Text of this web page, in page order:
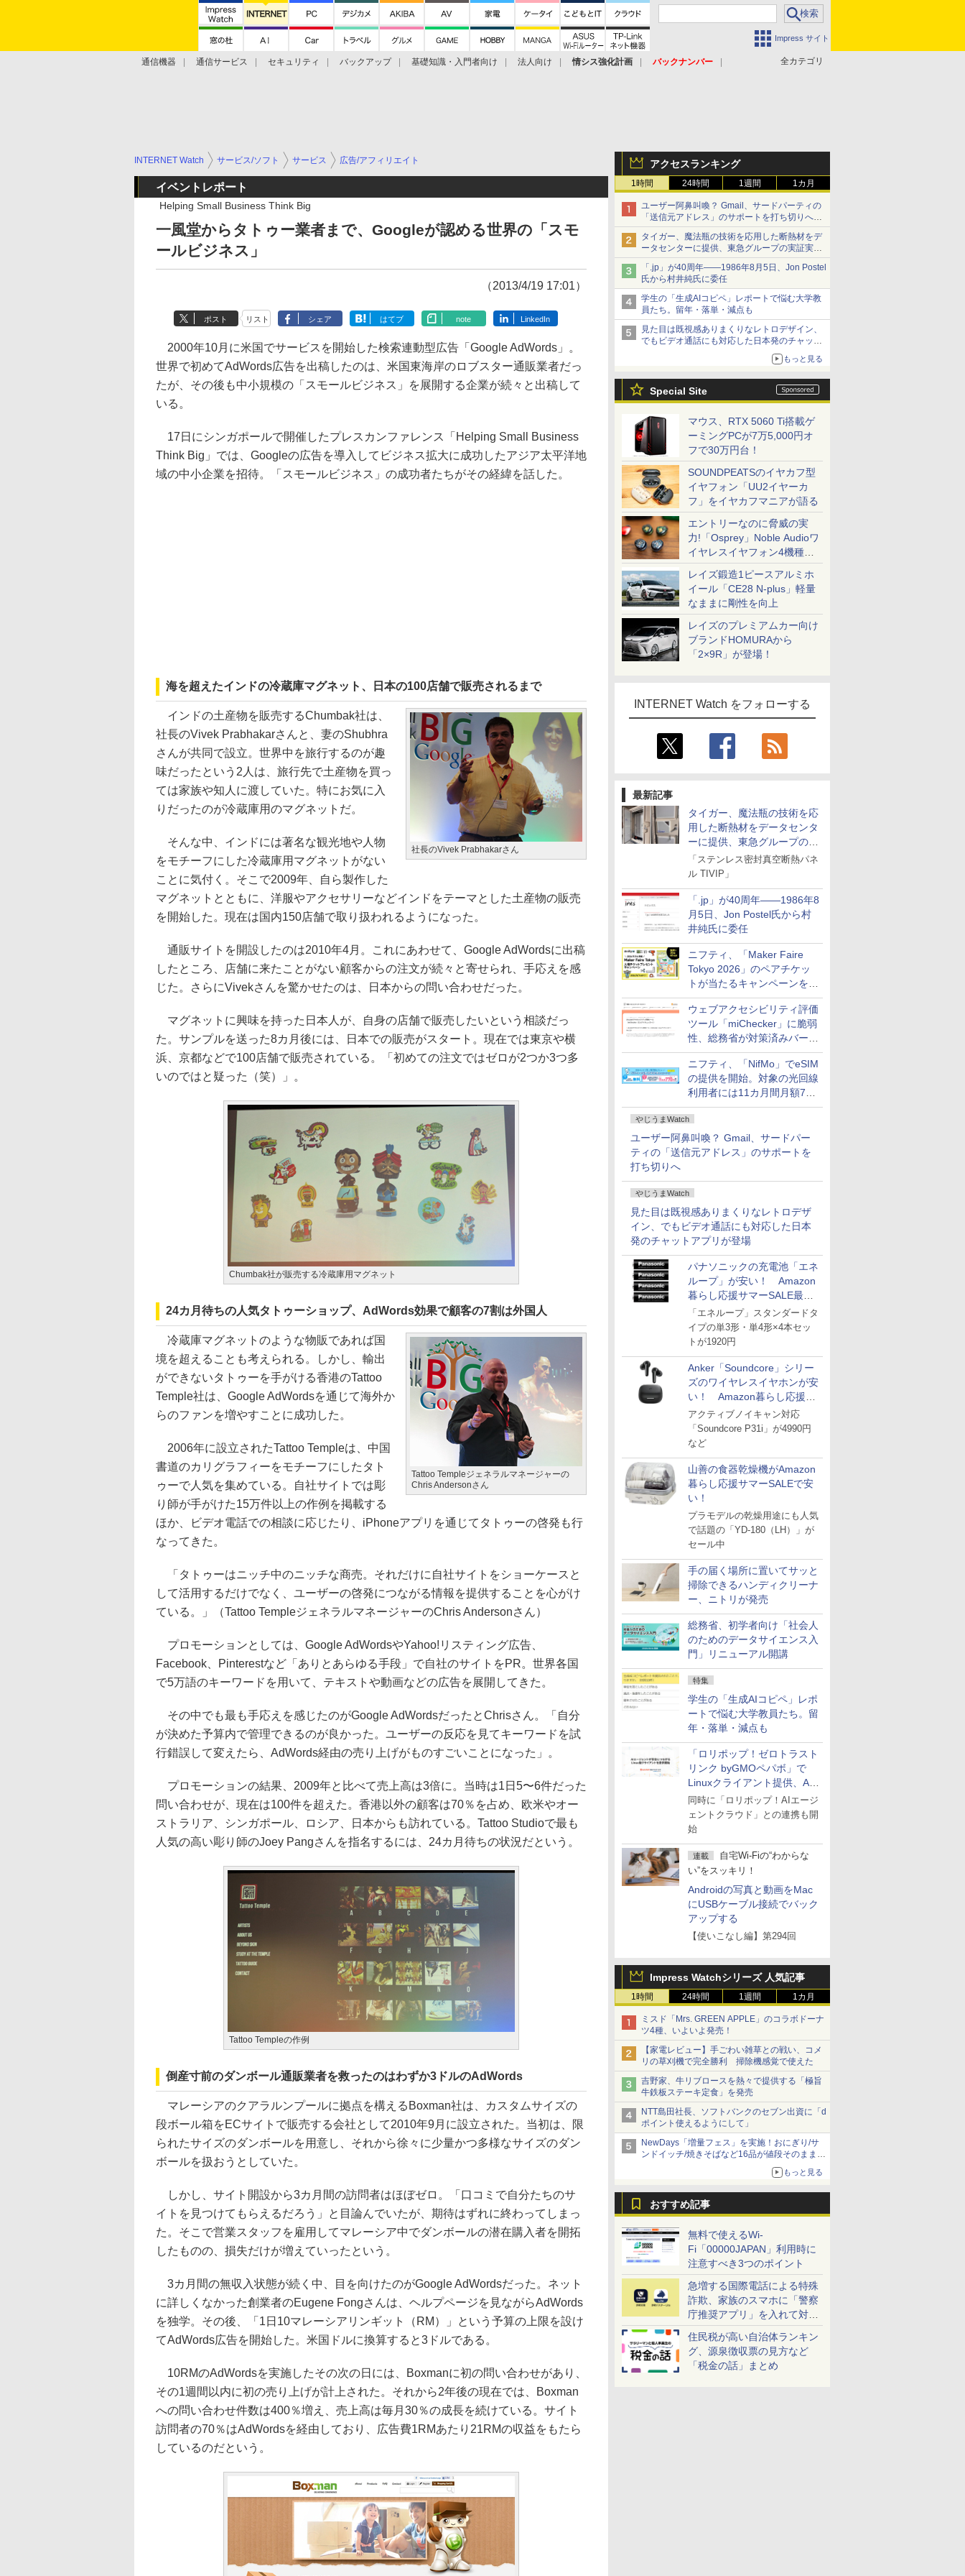
Impress サイト
全カテゴリ
通信機器 通信サービス セキュリティ バックアップ 基礎知識・入門者向け 法人向け 情シス強化計画
バックナンバー
アクセスランキング
1時間 24時間 1週間 1カ月
ユーザー阿鼻叫喚？ Gmail、サードパーティの
「送信元アドレス」のサポートを打ち切りへ
【やじうまWatch】
タイガー、魔法瓶の技術を応用した断熱材をデ
ータセンターに提供、東急グループの実証実験
で 「ステンレス密封真空断熱パネル TIVIP」
「.jp」が40周年――1986年8月5日、Jon Postel
氏から村井純氏に委任
学生の「生成AIコピペ」レポートで悩む大学教
員たち。留年・落単・減点も
見た目は既視感ありまくりなレトロデザイン、
でもビデオ通話にも対応した日本発のチャット
もっと見る
Special Site
マウス、RTX 5060 Ti搭載ゲ
ーミングPCが7万5,000円オ
フで30万円台！
SOUNDPEATSのイヤカフ型
イヤフォン「UU2イヤーカ
フ」をイヤカフマニアが語る
エントリーなのに脅威の実
力!「Osprey」Noble Audioワ
イヤレスイヤフォン4機種を
一気に聴く
レイズ鍛造1ピースアルミホ
イール「CE28 N-plus」軽量
なままに剛性を向上
レイズのプレミアムカー向け
ブランドHOMURAから
「2×9R」が登場！
INTERNET Watch をフォローする
最新記事
タイガー、魔法瓶の技術を応
用した断熱材をデータセンタ
ーに提供、東急グループの実
証実験で
「ステンレス密封真空断熱パネ
ル TIVIP」
「.jp」が40周年――1986年8
月5日、Jon Postel氏から村
井純氏に委任
ニフティ、「Maker Faire
Tokyo 2026」のペアチケッ
トが当たるキャンペーンをX
で実施。8月16日まで
ウェブアクセシビリティ評価
ツール「miChecker」に脆弱
性、総務省が対策済みバージ
ョンへの更新を呼び掛け
ニフティ、「NifMo」でeSIM
の提供を開始。対象の光回線
利用者には11カ月間月額770
円割引のキャンペーン
やじうまWatch
ユーザー阿鼻叫喚？ Gmail、サードパー
ティの「送信元アドレス」のサポートを
打ち切りへ
やじうまWatch
見た目は既視感ありまくりなレトロデザ
イン、でもビデオ通話にも対応した日本
発のチャットアプリが登場
パナソニックの充電池「エネ
ループ」が安い！ Amazon
暮らし応援サマーSALE最終
日
「エネループ」スタンダードタ
イプの単3形・単4形×4本セッ
トが1920円
Anker「Soundcore」シリー
ズのワイヤレスイヤホンが安
い！ Amazon暮らし応援サ
マーSALE
アクティブノイキャン対応
「Soundcore P31i」が4990円
など
山善の食器乾燥機がAmazon
暮らし応援サマーSALEで安
い！
プラモデルの乾燥用途にも人気
で話題の「YD-180（LH）」が
セール中
手の届く場所に置いてサッと
掃除できるハンディクリーナ
ー、ニトリが発売
総務省、初学者向け「社会人
のためのデータサイエンス入
門」リニューアル開講
特集
学生の「生成AIコピペ」レポ
ートで悩む大学教員たち。留
年・落単・減点も
「ロリポップ！ゼロトラスト
リンク byGMOペパボ」で
Linuxクライアント提供、AI
エージェントの接続が容易に
同時に「ロリポップ！AIエージ
ェントクラウド」との連携も開
始
連載
自宅Wi-Fiの“わからな
い”をスッキリ！
Androidの写真と動画をMac
にUSBケーブル接続でバック
アップする
【使いこなし編】第294回
Impress Watchシリーズ 人気記事
1時間 24時間 1週間 1カ月
ミスド「Mrs. GREEN APPLE」のコラボドーナ
ツ4種、いよいよ発売！
【家電レビュー】手ごわい雑草との戦い、コメ
リの草刈機で完全勝利 掃除機感覚で使えた
吉野家、牛リブロースを熱々で提供する「極旨
牛鉄板ステーキ定食」を発売
NTT島田社長、ソフトバンクのセブン出資に「d
ポイント使えるようにして」
NewDays「増量フェス」を実施！おにぎり/サ
ンドイッチ/焼きそばなど16品が値段そのままで
もっと見る
おすすめ記事
無料で使えるWi-
Fi「00000JAPAN」利用時に
注意すべき3つのポイント
急増する国際電話による特殊
詐欺、家族のスマホに「警察
庁推奨アプリ」を入れて対策
しよう！
住民税が高い自治体ランキン
グ、源泉徴収票の見方など
「税金の話」まとめ
INTERNET Watch サービス/ソフト サービス 広告/アフィリエイト
イベントレポート
Helping Small Business Think Big
一風堂からタトゥー業者まで、Googleが認める世界の「スモ
ールビジネス」
（2013/4/19 17:01）
ポスト リスト シェア はてブ note LinkedIn
2000年10月に米国でサービスを開始した検索連動型広告「Google AdWords」。
世界で初めてAdWords広告を出稿したのは、米国東海岸のロブスター通販業者だっ
たが、その後も中小規模の「スモールビジネス」を展開する企業が続々と出稿して
いる。
17日にシンガポールで開催したプレスカンファレンス「Helping Small Business
Think Big」では、Googleの広告を導入してビジネス拡大に成功したアジア太平洋地
域の中小企業を招待。「スモールビジネス」の成功者たちがその経緯を話した。
海を超えたインドの冷蔵庫マグネット、日本の100店舗で販売されるまで
社長のVivek Prabhakarさん
インドの土産物を販売するChumbak社は、
社長のVivek Prabhakarさんと、妻のShubhra
さんが共同で設立。世界中を旅行するのが趣
味だったという2人は、旅行先で土産物を買っ
ては家族や知人に渡していた。特にお気に入
りだったのが冷蔵庫用のマグネットだ。
そんな中、インドには著名な観光地や人物
をモチーフにした冷蔵庫用マグネットがない
ことに気付く。そこで2009年、自ら製作した
マグネットとともに、洋服やアクセサリーなどインドをテーマとした土産物の販売
を開始した。現在は国内150店舗で取り扱われるようになった。
通販サイトを開設したのは2010年4月。これにあわせて、Google AdWordsに出稿
したところ、店舗に来たことがない顧客からの注文が続々と寄せられ、手応えを感
じた。さらにVivekさんを驚かせたのは、日本からの問い合わせだった。
マグネットに興味を持った日本人が、自身の店舗で販売したいという相談だっ
た。サンプルを送った8カ月後には、日本での販売がスタート。現在では東京や横
浜、京都などで100店舗で販売されている。「初めての注文ではゼロが2つか3つ多
いのではと疑った（笑）」。
Chumbak社が販売する冷蔵庫用マグネット
24カ月待ちの人気タトゥーショップ、AdWords効果で顧客の7割は外国人
Tattoo Templeジェネラルマネージャーの
Chris Andersonさん
冷蔵庫マグネットのような物販であれば国
境を超えることも考えられる。しかし、輸出
ができないタトゥーを手がける香港のTattoo
Temple社は、Google AdWordsを通じて海外か
らのファンを増やすことに成功した。
2006年に設立されたTattoo Templeは、中国
書道のカリグラフィーをモチーフにしたタト
ゥーで人気を集めている。自社サイトでは彫
り師が手がけた15万件以上の作例を掲載する
ほか、ビデオ電話での相談に応じたり、iPhoneアプリを通じてタトゥーの啓発も行
なってきた。
「タトゥーはニッチ中のニッチな商売。それだけに自社サイトをショーケースと
して活用するだけでなく、ユーザーの啓発につながる情報を提供することを心がけ
ている。」（Tattoo TempleジェネラルマネージャーのChris Andersonさん）
プロモーションとしては、Google AdWordsやYahoo!リスティング広告、
Facebook、Pinterestなど「ありとあらゆる手段」で自社のサイトをPR。世界各国
で5万語のキーワードを用いて、テキストや動画などの広告を展開してきた。
その中でも最も手応えを感じたのがGoogle AdWordsだったとChrisさん。「自分
が決めた予算内で管理できるのが良かった。ユーザーの反応を見てキーワードを試
行錯誤して変えたら、AdWords経由の売り上げがものすごいことになった」。
プロモーションの結果、2009年と比べて売上高は3倍に。当時は1日5〜6件だった
問い合わせが、現在は100件を超えた。香港以外の顧客は70％を占め、欧米やオー
ストラリア、シンガポール、ロシア、日本からも訪れている。Tattoo Studioで最も
人気の高い彫り師のJoey Pangさんを指名するには、24カ月待ちの状況だという。
Tattoo Templeの作例
倒産寸前のダンボール通販業者を救ったのはわずか3ドルのAdWords
マレーシアのクアラルンプールに拠点を構えるBoxman社は、カスタムサイズの
段ボール箱をECサイトで販売する会社として2010年9月に設立された。当初は、限
られたサイズのダンボールを用意し、それから徐々に少量かつ多様なサイズのダン
ボールを扱おうとしていた。
しかし、サイト開設から3カ月間の訪問者はほぼゼロ。「口コミで自分たちのサ
イトを見つけてもらえるだろう」と目論んでいたが、期待はずれに終わってしまっ
た。そこで営業スタッフを雇用してマレーシア中でダンボールの潜在購入者を開拓
したものの、損失だけが増えていったという。
3カ月間の無収入状態が続く中、目を向けたのがGoogle AdWordsだった。ネット
に詳しくなかった創業者のEugene Fongさんは、ヘルプページを見ながらAdWords
を独学。その後、「1日10マレーシアリンギット（RM）」という予算の上限を設け
てAdWords広告を開始した。米国ドルに換算すると3ドルである。
10RMのAdWordsを実施したその次の日には、Boxmanに初の問い合わせがあり、
その1週間以内に初の売り上げが計上された。それから2年後の現在では、Boxman
への問い合わせ件数は400％増え、売上高は毎月30％の成長を続けている。サイト
訪問者の70％はAdWordsを経由しており、広告費1RMあたり21RMの収益をもたら
しているのだという。